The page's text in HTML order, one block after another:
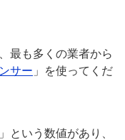
最も多くの業者から
サー 」を使ってくだ
という数値があり、